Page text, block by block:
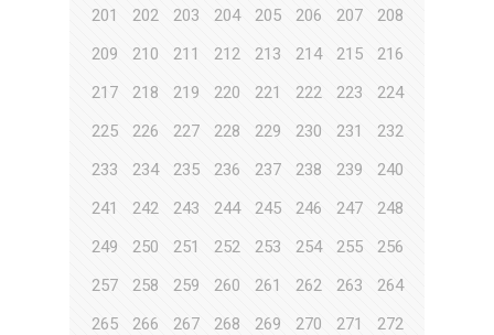
201
202 203 204 205 206 207
208
209
210 211 212 213 214 215
216
217
218 219 220 221 222 223
224
225
226 227 228 229 230 231
232
233
234 235 236 237 238 239
240
241
242 243 244 245 246 247
248
249
250 251 252 253 254 255
256
257
258 259 260 261 262 263
264
265
266 267 268 269 270 271
272